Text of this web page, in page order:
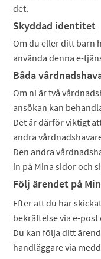
det.
Skyddad identitet
Om du eller ditt barn
använda denna e-
Båda
Om ni är två
ansökan kan
Det är därför viktigt
andra
Den andra
in på Mina sidor och
Följ ärendet på
Efter att du har
bekräftelse via e-post
Du kan följa ditt
handläggare via